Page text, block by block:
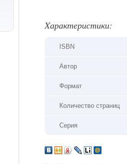
Xарактеристики:
ISBN
Автор
Формат
Количество страниц
Серия